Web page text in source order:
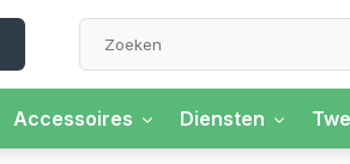
Accessoires Diensten